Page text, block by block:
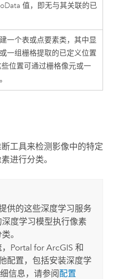
值，即无与其关联的已
一个表或点要素类，其中显
一组栅格提取的已定义位置
位置可通过栅格像元或一
工具来检测影像中的特定
进行分类。
供的这些深度学习服务
度学习模型执行像素
。
Portal for ArcGIS 和
配置，包括安装深度学
信息，请参阅配置